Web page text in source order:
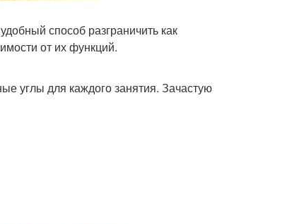
способ разграничить как
от их функций.
углы для каждого занятия. Зачастую